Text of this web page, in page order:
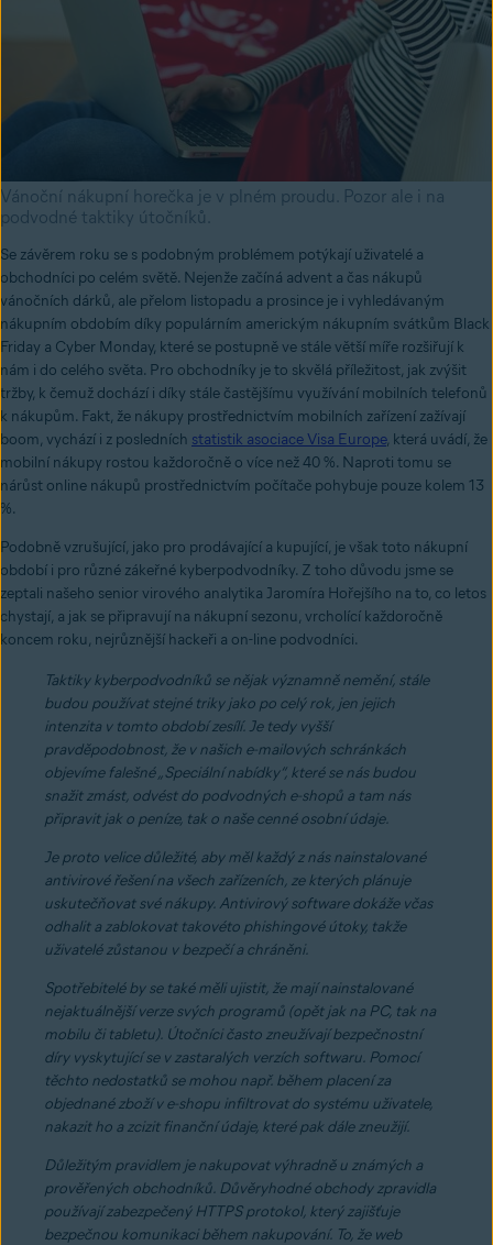
Vánoční nákupní horečka je v plném proudu. Pozor ale i na
podvodné taktiky útočníků.
Se závěrem roku se s podobným problémem potýkají uživatelé a
obchodníci po celém světě. Nejenže začíná advent a čas nákupů
vánočních dárků, ale přelom listopadu a prosince je i vyhledávaným
nákupním obdobím díky populárním americkým nákupním svátkům Black
Friday a Cyber Monday, které se postupně ve stále větší míře rozšiřují k
nám i do celého světa. Pro obchodníky je to skvělá příležitost, jak zvýšit
tržby, k čemuž dochází i díky stále častějšímu využívání mobilních telefonů
k nákupům. Fakt, že nákupy prostřednictvím mobilních zařízení zažívají
boom, vychází i z posledních statistik asociace Visa Europe, která uvádí, že
mobilní nákupy rostou každoročně o více než 40 %. Naproti tomu se
nárůst online nákupů prostřednictvím počítače pohybuje pouze kolem 13
%.
Podobně vzrušující, jako pro prodávající a kupující, je však toto nákupní
období i pro různé zákeřné kyberpodvodníky. Z toho důvodu jsme se
zeptali našeho senior virového analytika Jaromíra Hořejšího na to, co letos
chystají, a jak se připravují na nákupní sezonu, vrcholící každoročně
koncem roku, nejrůznější hackeři a on-line podvodníci.
Taktiky kyberpodvodníků se nějak významně nemění, stále
budou používat stejné triky jako po celý rok, jen jejich
intenzita v tomto období zesílí. Je tedy vyšší
pravděpodobnost, že v našich e-mailových schránkách
objevíme falešné „Speciální nabídky“, které se nás budou
snažit zmást, odvést do podvodných e-shopů a tam nás
připravit jak o peníze, tak o naše cenné osobní údaje.
Je proto velice důležité, aby měl každý z nás nainstalované
antivirové řešení na všech zařízeních, ze kterých plánuje
uskutečňovat své nákupy. Antivirový software dokáže včas
odhalit a zablokovat takovéto phishingové útoky, takže
uživatelé zůstanou v bezpečí a chráněni.
Spotřebitelé by se také měli ujistit, že mají nainstalované
nejaktuálnější verze svých programů (opět jak na PC, tak na
mobilu či tabletu). Útočníci často zneužívají bezpečnostní
díry vyskytující se v zastaralých verzích softwaru. Pomocí
těchto nedostatků se mohou např. během placení za
objednané zboží v e-shopu infiltrovat do systému uživatele,
nakazit ho a zcizit finanční údaje, které pak dále zneužijí.
Důležitým pravidlem je nakupovat výhradně u známých a
prověřených obchodníků. Důvěryhodné obchody zpravidla
používají zabezpečený HTTPS protokol, který zajišťuje
bezpečnou komunikaci během nakupování. To, že web